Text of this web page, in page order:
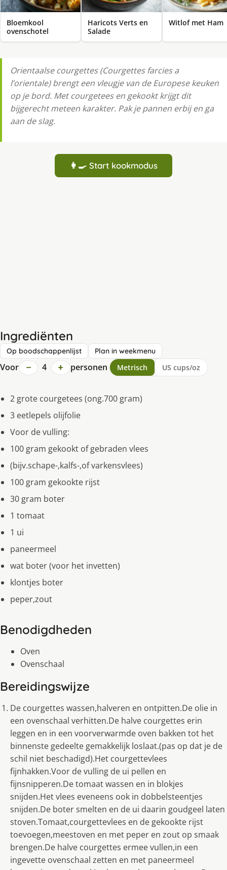
Bloemkool
ovenschotel
Haricots Verts en
Salade
Witlof met Ham
Orientaalse courgettes (Courgettes farcies a
l’orientale) brengt een vleugje van de Europese keuken
op je bord. Met courgetees en gekookt krijgt dit
bijgerecht meteen karakter. Pak je pannen erbij en ga
aan de slag.
👩‍🍳 Start kookmodus
Ingrediënten
Op boodschappenlijst Plan in weekmenu
Voor − 4 + personen Metrisch US cups/oz
2 grote courgetees (ong.700 gram)
3 eetlepels olijfolie
Voor de vulling:
100 gram gekookt of gebraden vlees
(bijv.schape-,kalfs-,of varkensvlees)
100 gram gekookte rijst
30 gram boter
1 tomaat
1 ui
paneermeel
wat boter (voor het invetten)
klontjes boter
peper,zout
Benodigdheden
Oven
Ovenschaal
Bereidingswijze
De courgettes wassen,halveren en ontpitten.De olie in
een ovenschaal verhitten.De halve courgettes erin
leggen en in een voorverwarmde oven bakken tot het
binnenste gedeelte gemakkelijk loslaat.(pas op dat je de
schil niet beschadigd).Het courgettevlees
fijnhakken.Voor de vulling de ui pellen en
fijnsnipperen.De tomaat wassen en in blokjes
snijden.Het vlees eveneens ook in dobbelsteentjes
snijden.De boter smelten en de ui daarin goudgeel laten
stoven.Tomaat,courgettevlees en de gekookte rijst
toevoegen,meestoven en met peper en zout op smaak
brengen.De halve courgettes ermee vullen,in een
ingevette ovenschaal zetten en met paneermeel